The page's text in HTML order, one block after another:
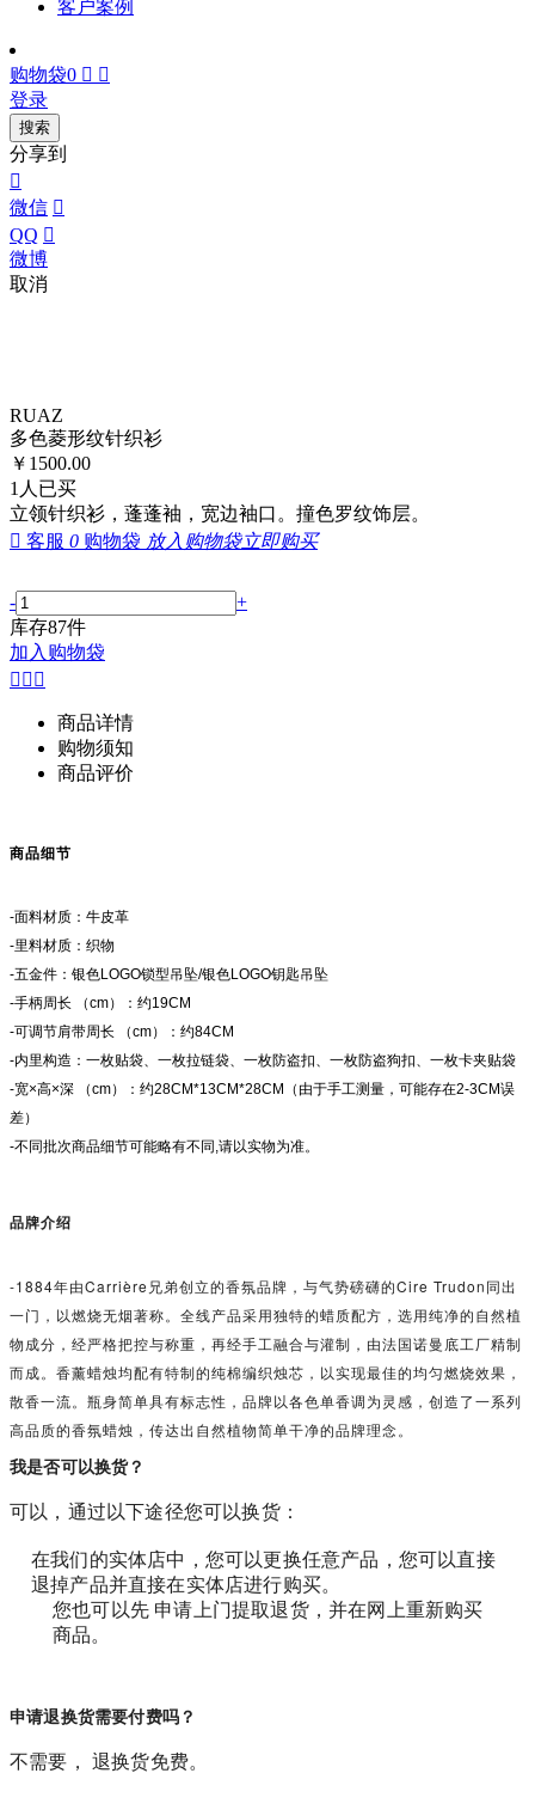
客户案例
购物袋0  
登录
搜索
分享到

微信 
QQ 
微博
取消
RUAZ
多色菱形纹针织衫
￥ 1500.00
1 人已买
立领针织衫，蓬蓬袖，宽边袖口。撞色罗纹饰层。
 客服 0 购物袋 放入购物袋立即购买
-
+
库存87件
加入购物袋
  
商品详情
购物须知
商品评价
商品细节
-面料材质：牛皮革
-里料材质：织物
-五金件：银色LOGO锁型吊坠/银色LOGO钥匙吊坠
-手柄周长 （cm）：约19CM
-可调节肩带周长 （cm）：约84CM
-内里构造：一枚贴袋、一枚拉链袋、一枚防盗扣、一枚防盗狗扣、一枚卡夹贴袋
-宽×高×深 （cm）：约28CM*13CM*28CM（由于手工测量，可能存在2-3CM误
差）
-不同批次商品细节可能略有不同,请以实物为准。
品牌介绍
-1884年由Carrière兄弟创立的香氛品牌，与气势磅礴的Cire Trudon同出
一门，以燃烧无烟著称。全线产品采用独特的蜡质配方，选用纯净的自然植
物成分，经严格把控与称重，再经手工融合与灌制，由法国诺曼底工厂精制
而成。香薰蜡烛均配有特制的纯棉编织烛芯，以实现最佳的均匀燃烧效果，
散香一流。瓶身简单具有标志性，品牌以各色单香调为灵感，创造了一系列
高品质的香氛蜡烛，传达出自然植物简单干净的品牌理念。
我是否可以换货？
可以，通过以下途径您可以换货：
在我们的实体店中，您可以更换任意产品，您可以直接
退掉产品并直接在实体店进行购买。
您也可以先 申请上门提取退货，并在网上重新购买
商品。
申请退换货需要付费吗？
不需要， 退换货免费。